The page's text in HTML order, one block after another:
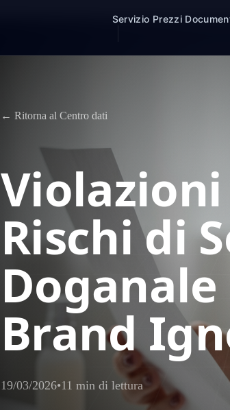
Servizio Prezzi
← Ritorna al Centro dati
Violazioni
Rischi di
Brand
Sintesi esecutiva per
19/03/2026•11 min di lettura